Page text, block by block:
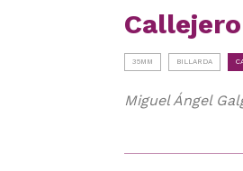
35MM BILLARDA
Miguel Ángel